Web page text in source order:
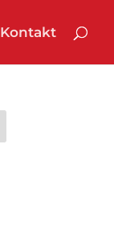
Kontakt